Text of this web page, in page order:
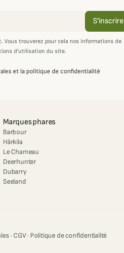
S'inscrire
Vous trouverez pour cela nos informations de
d'utilisation du site.
et la politique de confidentialité
Marques phares
Barbour
Härkila
Le Chameau
Deerhunter
Dubarry
Seeland
· CGV· Politique de confidentialité